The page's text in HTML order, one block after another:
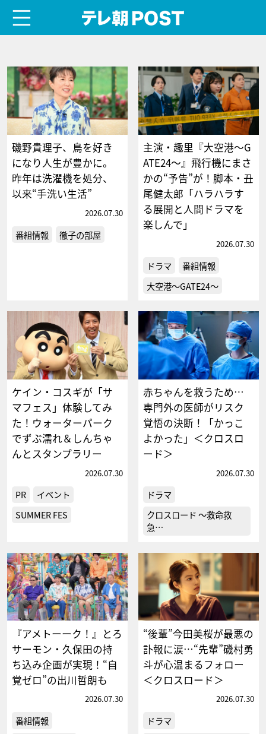
磯野貴理子、鳥を好き
になり人生が豊かに。
昨年は洗濯機を処分、
以来“手洗い生活”
2026.07.30
番組情報 徹子の部屋
主演・趣里『大空港～G
ATE24～』飛行機にまさ
かの“予告”が！脚本・丑
尾健太郎「ハラハラす
る展開と人間ドラマを
楽しんで」
2026.07.30
ドラマ
番組情報
大空港～GATE24～
ケイン・コスギが「サ
マフェス」体験してみ
た！ウォーターパーク
でずぶ濡れ＆しんちゃ
んとスタンプラリー
2026.07.30
PR
イベント
SUMMER FES
赤ちゃんを救うため…
専門外の医師がリスク
覚悟の決断！「かっこ
よかった」＜クロスロ
ード＞
2026.07.30
ドラマ
クロスロード ～救命救
急…
『アメトーーク！』とろ
サーモン・久保田の持
ち込み企画が実現！“自
覚ゼロ”の出川哲朗も
2026.07.30
番組情報
“後輩”今田美桜が最悪の
訃報に涙…“先輩”磯村勇
斗が心温まるフォロー
＜クロスロード＞
2026.07.30
ドラマ